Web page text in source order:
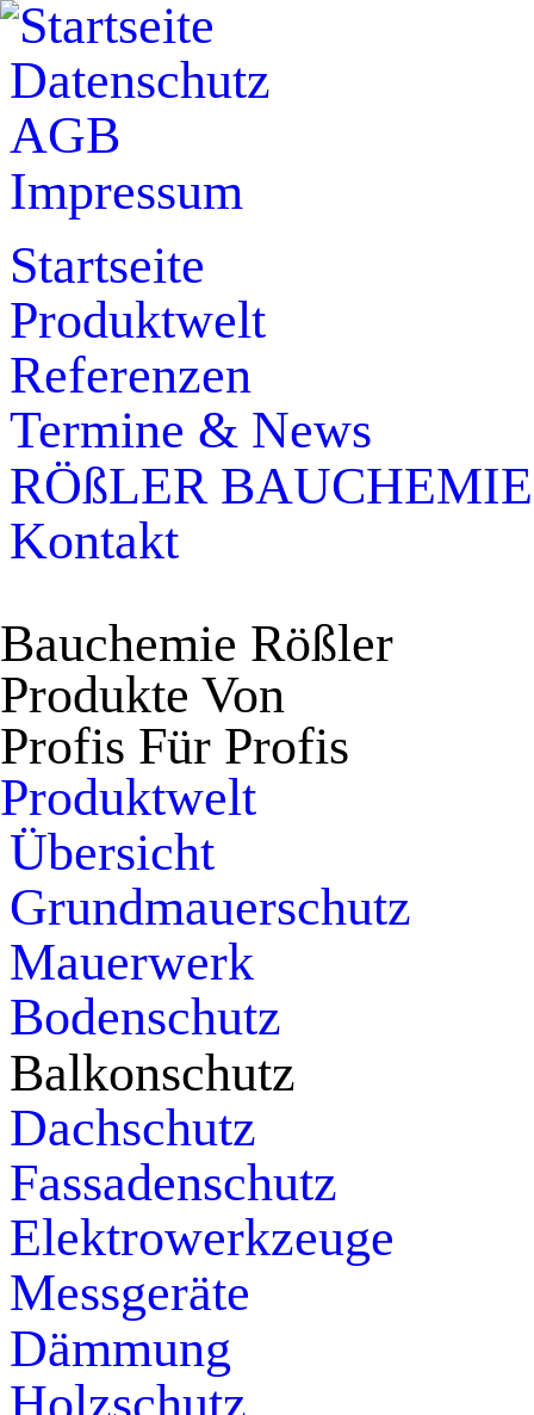
Direkt zum Inhalt
Datenschutz
AGB
Impressum
Startseite
Produktwelt
Referenzen
Termine & News
RÖßLER BAUCHEMIE
Kontakt
Bauchemie Rößler
Produkte Von
Profis Für Profis
Produktwelt
Übersicht
Grundmauerschutz
Mauerwerk
Bodenschutz
Balkonschutz
Dachschutz
Fassadenschutz
Elektrowerkzeuge
Messgeräte
Dämmung
Holzschutz